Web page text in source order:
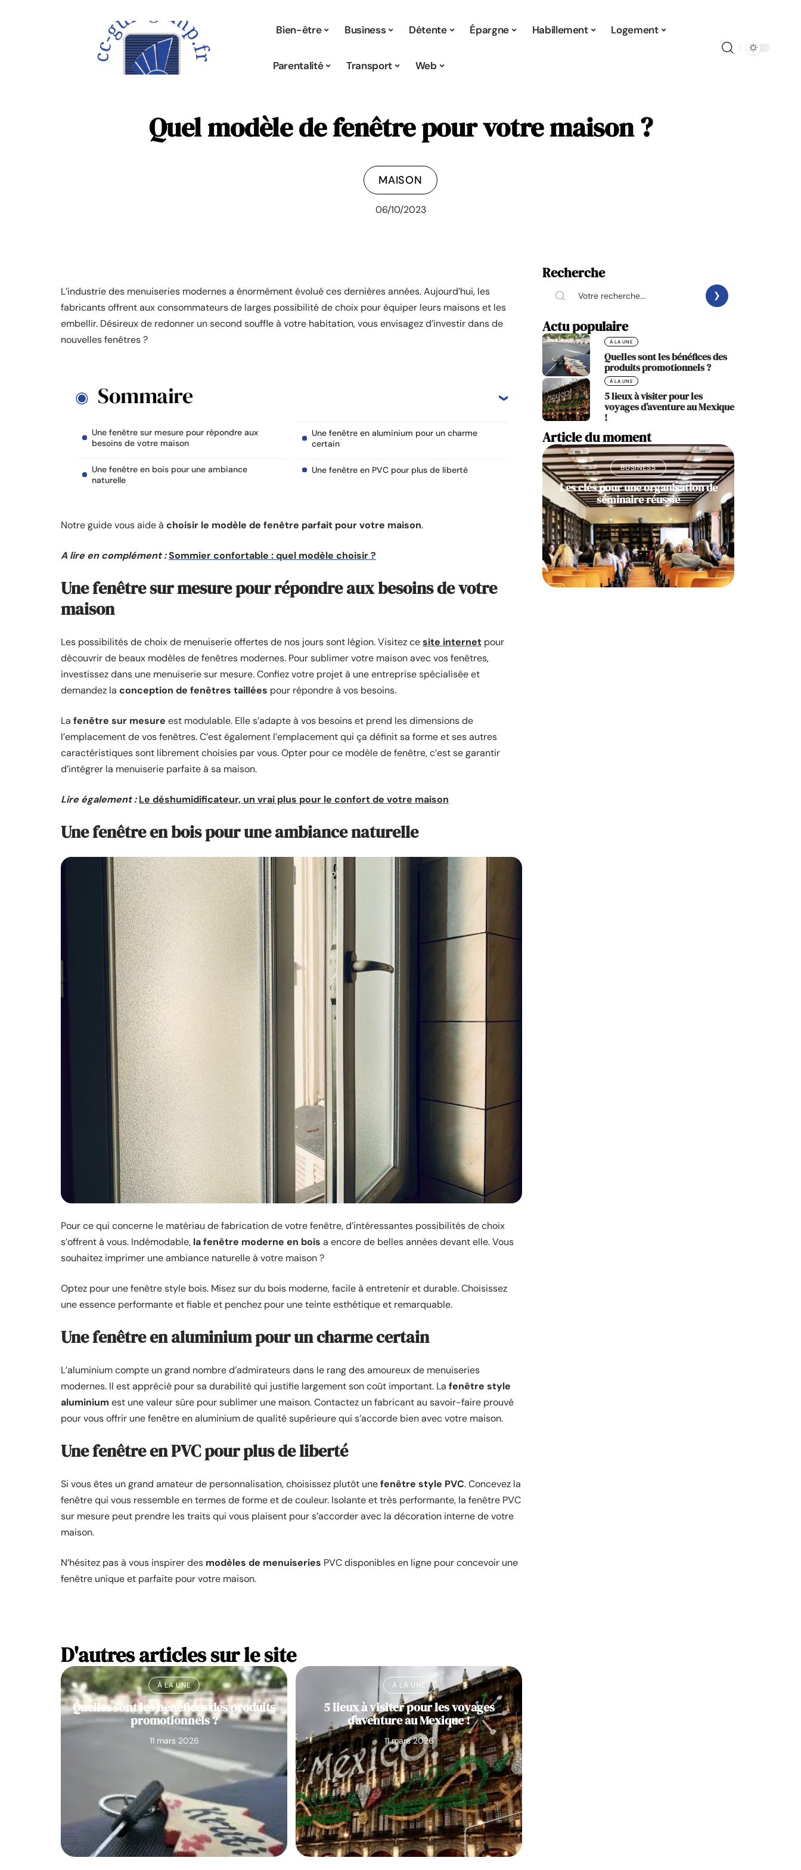
Bien-être Business Détente Épargne Habillement Logement
Parentalité Transport Web
Quel modèle de fenêtre pour votre maison ?
MAISON
06/10/2023
L’industrie des menuiseries modernes a énormément évolué ces dernières années. Aujourd’hui, les
fabricants offrent aux consommateurs de larges possibilité de choix pour équiper leurs maisons et les
embellir. Désireux de redonner un second souffle à votre habitation, vous envisagez d’investir dans de
nouvelles fenêtres ?
Sommaire
Une fenêtre sur mesure pour répondre aux
besoins de votre maison
Une fenêtre en bois pour une ambiance
naturelle
Une fenêtre en aluminium pour un charme
certain
Une fenêtre en PVC pour plus de liberté
Notre guide vous aide à choisir le modèle de fenêtre parfait pour votre maison.
A lire en complément :Sommier confortable : quel modèle choisir ?
Une fenêtre sur mesure pour répondre aux besoins de votre
maison
Les possibilités de choix de menuiserie offertes de nos jours sont légion. Visitez cesite internet pour
découvrir de beaux modèles de fenêtres modernes. Pour sublimer votre maison avec vos fenêtres,
investissez dans une menuiserie sur mesure. Confiez votre projet à une entreprise spécialisée et
demandez la conception de fenêtres taillées pour répondre à vos besoins.
La fenêtre sur mesure est modulable. Elle s’adapte à vos besoins et prend les dimensions de
l’emplacement de vos fenêtres. C’est également l’emplacement qui ça définit sa forme et ses autres
caractéristiques sont librement choisies par vous. Opter pour ce modèle de fenêtre, c’est se garantir
d’intégrer la menuiserie parfaite à sa maison.
Lire également : Le déshumidificateur, un vrai plus pour le confort de votre maison
Une fenêtre en bois pour une ambiance naturelle
Pour ce qui concerne le matériau de fabrication de votre fenêtre, d’intéressantes possibilités de choix
s’offrent à vous. Indémodable, la fenêtre moderne en bois a encore de belles années devant elle. Vous
souhaitez imprimer une ambiance naturelle à votre maison ?
Optez pour une fenêtre style bois. Misez sur du bois moderne, facile à entretenir et durable. Choisissez
une essence performante et fiable et penchez pour une teinte esthétique et remarquable.
Une fenêtre en aluminium pour un charme certain
L’aluminium compte un grand nombre d’admirateurs dans le rang des amoureux de menuiseries
modernes. Il est apprécié pour sa durabilité qui justifie largement son coût important. La fenêtre style
aluminium est une valeur sûre pour sublimer une maison. Contactez un fabricant au savoir-faire prouvé
pour vous offrir une fenêtre en aluminium de qualité supérieure qui s’accorde bien avec votre maison.
Une fenêtre en PVC pour plus de liberté
Si vous êtes un grand amateur de personnalisation, choisissez plutôt unefenêtre style PVC. Concevez la
fenêtre qui vous ressemble en termes de forme et de couleur. Isolante et très performante, la fenêtre PVC
sur mesure peut prendre les traits qui vous plaisent pour s’accorder avec la décoration interne de votre
maison.
N’hésitez pas à vous inspirer des modèles de menuiseries PVC disponibles en ligne pour concevoir une
fenêtre unique et parfaite pour votre maison.
D'autres articles sur le site
À LA UNE
Quelles sont les bénéfices des produits
promotionnels ?
11 mars 2026
À LA UNE
5 lieux à visiter pour les voyages
d’aventure au Mexique !
11 mars 2026
Recherche
Actu populaire
À LA UNE
Quelles sont les bénéfices des
produits promotionnels ?
À LA UNE
5 lieux à visiter pour les
voyages d’aventure au Mexique
!
Article du moment
BUSINESS
Les clés pour une organisation de
séminaire réussie